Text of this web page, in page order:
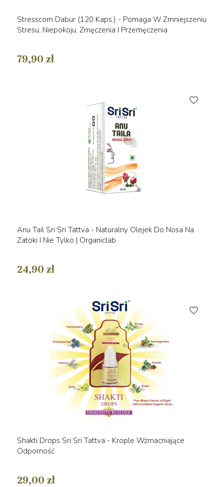
Stresscom Dabur (120 Kaps.) - Pomaga W Zmniejszeniu
Stresu, Niepokoju, Zmęczenia I Przemęczenia
79,90 zł
Anu Tail Sri Sri Tattva - Naturalny Olejek Do Nosa Na
Zatoki I Nie Tylko | Organiclab
24,90 zł
favorite_border
Shakti Drops Sri Sri Tattva - Krople Wzmacniające
Odporność
29,00 zł
favorite_border